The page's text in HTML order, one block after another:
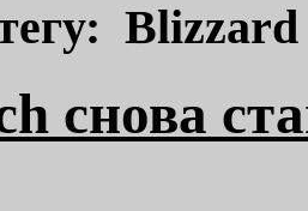
Blizzard
снова